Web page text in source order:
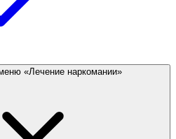
«Лечение наркомании»